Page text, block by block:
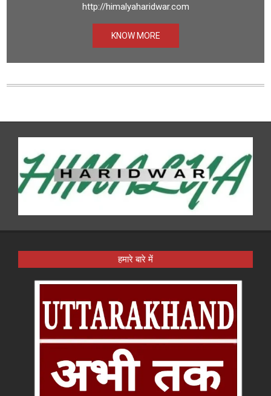
http://himalyaharidwar.com
KNOW MORE
हमारे बारे में